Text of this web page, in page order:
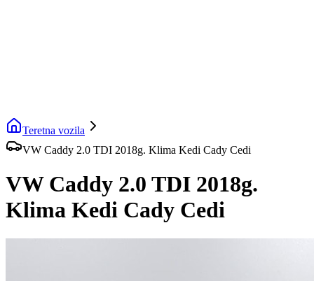
Teretna vozila
VW Caddy 2.0 TDI 2018g. Klima Kedi Cady Cedi
VW Caddy 2.0 TDI 2018g.
Klima Kedi Cady Cedi